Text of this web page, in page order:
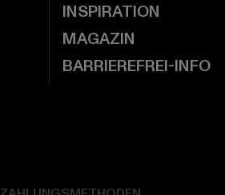
INSPIRATION
MAGAZIN
BARRIEREFREI-INFO